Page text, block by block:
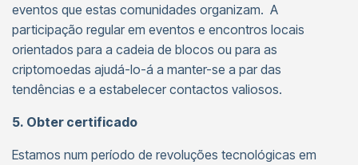
eventos que estas comunidades organizam. A
participação regular em eventos e encontros locais
orientados para a cadeia de blocos ou para as
criptomoedas ajudá-lo-á a manter-se a par das
tendências e a estabelecer contactos valiosos.
5. Obter certificado
Estamos num período de revoluções tecnológicas em